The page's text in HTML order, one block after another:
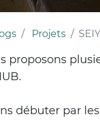
Projets
proposons
.
débuter par